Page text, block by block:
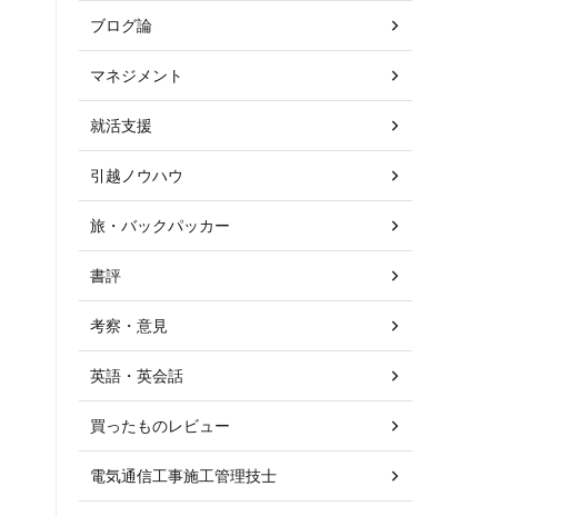
ブログ論
マネジメント
就活支援
引越ノウハウ
旅・バックパッカー
書評
考察・意見
英語・英会話
買ったものレビュー
電気通信工事施工管理技士